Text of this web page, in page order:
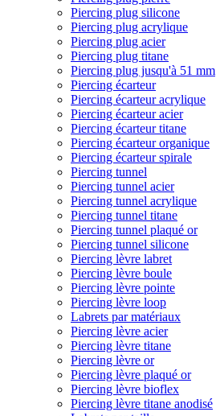
Piercing plug silicone
Piercing plug acrylique
Piercing plug acier
Piercing plug titane
Piercing plug jusqu'à 51 mm
Piercing écarteur
Piercing écarteur acrylique
Piercing écarteur acier
Piercing écarteur titane
Piercing écarteur organique
Piercing écarteur spirale
Piercing tunnel
Piercing tunnel acier
Piercing tunnel acrylique
Piercing tunnel titane
Piercing tunnel plaqué or
Piercing tunnel silicone
Piercing lèvre labret
Piercing lèvre boule
Piercing lèvre pointe
Piercing lèvre loop
Labrets par matériaux
Piercing lèvre acier
Piercing lèvre titane
Piercing lèvre or
Piercing lèvre plaqué or
Piercing lèvre bioflex
Piercing lèvre titane anodisé